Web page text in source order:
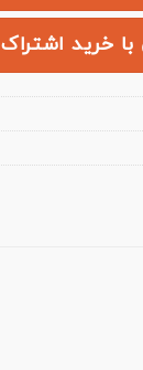
با خرید اشتراک